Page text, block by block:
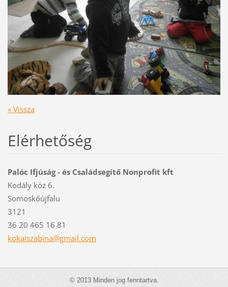
« Vissza
Elérhetőség
Palóc Ifjúság - és Családsegítő Nonprofit kft
Kodály köz 6.
Somoskőújfalu
3121
36 20 465 16 81
kokaiszabina@gmail.com
© 2013 Minden jog fenntartva.